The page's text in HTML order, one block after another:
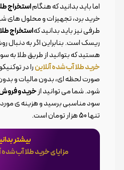
اما باید بدانید که هنگاماستخراج
خرید برد، تجهیزات و محلول های
طرفی نیز باید بدانید کهاستخراج طلا
ریسک است. بنابراین اگر به
هستید که بتوانید از طریق طلا به
خرید طلا آب شده آنلاینرا در
صورت لحظه ای، بدون مالیات و
شود. شما می توانید ازخرید و
سود مناسبی برسید و هزینه ی مورد
تنها 50 هزار تومان است.
بیشتر
مزایای خرید طلا آب شده